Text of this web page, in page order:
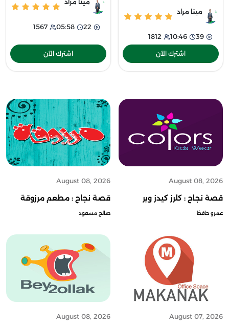
استكشاف الاستخدامات المتقدمة
وPowerPoint، بما في ذلك دالات
Ex
مينا مراد
39
10:46
1812
اشترك الآن
وكيفية تنظيم البيانات وتحليلها
مينا مراد
22
05:58
1567
اشترك الآن
August 08, 2026
قصة نجاح : كلرز كيدز وير
عمرو حافظ
August 08, 2026
قصة نجاح : مطعم مرزوقة
صالح مسعود
August 07, 2026
August 08, 2026